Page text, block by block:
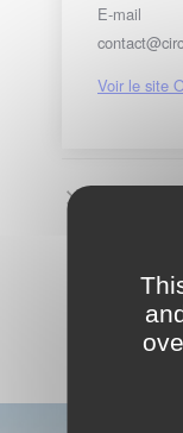
E-mail
Voir le site
Week-end